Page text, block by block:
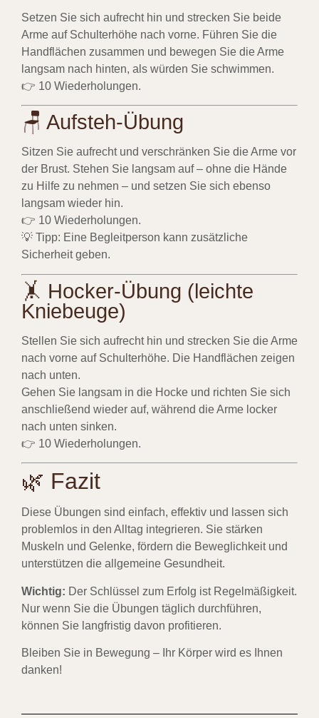
Setzen Sie sich aufrecht hin und strecken Sie beide
Arme auf Schulterhöhe nach vorne. Führen Sie die
Handflächen zusammen und bewegen Sie die Arme
langsam nach hinten, als würden Sie schwimmen.
👉 10 Wiederholungen.
🪑 Aufsteh-Übung
Sitzen Sie aufrecht und verschränken Sie die Arme vor
der Brust. Stehen Sie langsam auf – ohne die Hände
zu Hilfe zu nehmen – und setzen Sie sich ebenso
langsam wieder hin.
👉 10 Wiederholungen.
💡 Tipp: Eine Begleitperson kann zusätzliche
Sicherheit geben.
🤸 Hocker-Übung (leichte
Kniebeuge)
Stellen Sie sich aufrecht hin und strecken Sie die Arme
nach vorne auf Schulterhöhe. Die Handflächen zeigen
nach unten.
Gehen Sie langsam in die Hocke und richten Sie sich
anschließend wieder auf, während die Arme locker
nach unten sinken.
👉 10 Wiederholungen.
🌿 Fazit
Diese Übungen sind einfach, effektiv und lassen sich
problemlos in den Alltag integrieren. Sie stärken
Muskeln und Gelenke, fördern die Beweglichkeit und
unterstützen die allgemeine Gesundheit.
Wichtig: Der Schlüssel zum Erfolg ist Regelmäßigkeit.
Nur wenn Sie die Übungen täglich durchführen,
können Sie langfristig davon profitieren.
Bleiben Sie in Bewegung – Ihr Körper wird es Ihnen
danken!